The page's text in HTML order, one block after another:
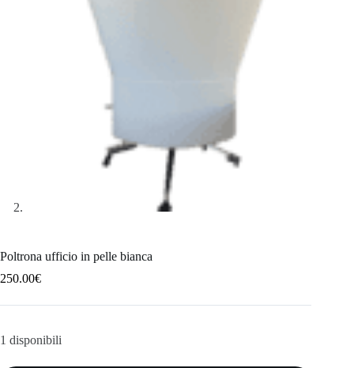
Poltrona ufficio in pelle bianca
250.00€
1 disponibili